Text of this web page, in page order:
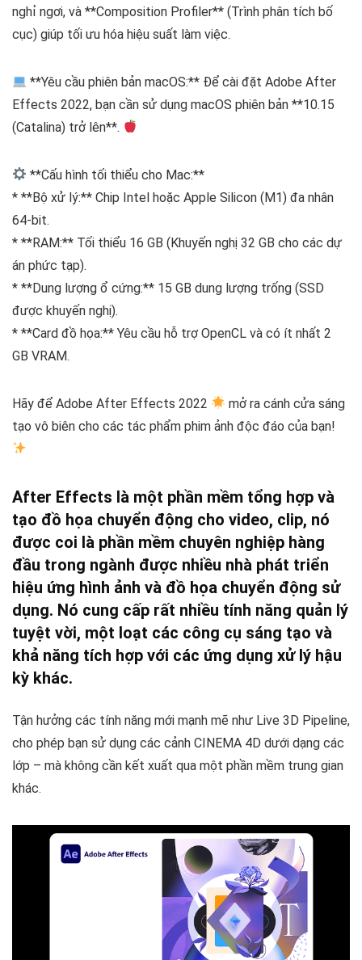
nghỉ ngơi, và **Composition Profiler** (Trình phân tích bố
cục) giúp tối ưu hóa hiệu suất làm việc.
**Yêu cầu phiên bản macOS:** Để cài đặt Adobe After
Effects 2022, bạn cần sử dụng macOS phiên bản **10.15
(Catalina) trở lên**.
**Cấu hình tối thiểu cho Mac:**
* **Bộ xử lý:** Chip Intel hoặc Apple Silicon (M1) đa nhân
64-bit.
* **RAM:** Tối thiểu 16 GB (Khuyến nghị 32 GB cho các dự
án phức tạp).
* **Dung lượng ổ cứng:** 15 GB dung lượng trống (SSD
được khuyến nghị).
* **Card đồ họa:** Yêu cầu hỗ trợ OpenCL và có ít nhất 2
GB VRAM.
Hãy để Adobe After Effects 2022
mở ra cánh cửa sáng
tạo vô biên cho các tác phẩm phim ảnh độc đáo của bạn!
After Effects là một phần mềm tổng hợp và
tạo đồ họa chuyển động cho video, clip, nó
được coi là phần mềm chuyên nghiệp hàng
đầu trong ngành được nhiều nhà phát triển
hiệu ứng hình ảnh và đồ họa chuyển động sử
dụng. Nó cung cấp rất nhiều tính năng quản lý
tuyệt vời, một loạt các công cụ sáng tạo và
khả năng tích hợp với các ứng dụng xử lý hậu
kỳ khác.
Tận hưởng các tính năng mới mạnh mẽ như Live 3D Pipeline,
cho phép bạn sử dụng các cảnh CINEMA 4D dưới dạng các
lớp – mà không cần kết xuất qua một phần mềm trung gian
khác.